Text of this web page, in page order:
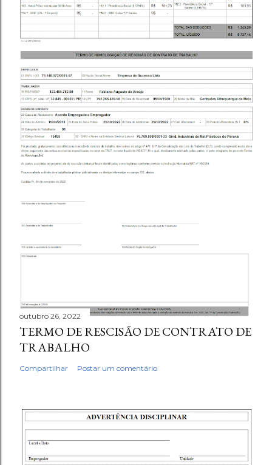
outubro 26, 2022
TERMO DE RESCISÃO DE CONTRATO DE
TRABALHO
Compartilhar Postar um comentário